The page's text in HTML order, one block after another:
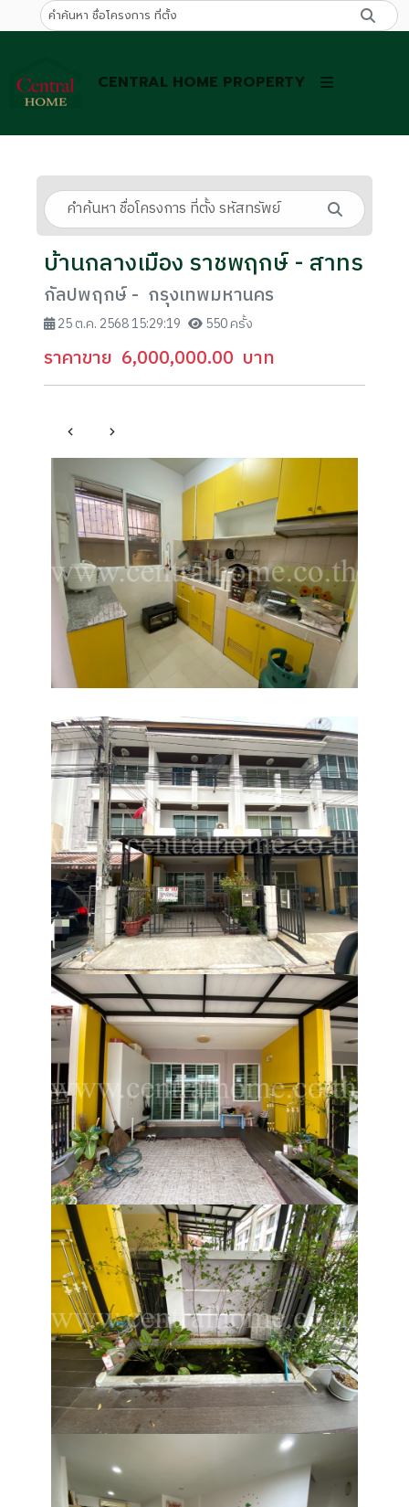
CENTRAL HOME PROPERTY
บ้านกลางเมือง ราชพฤกษ์ - สาทร
กัลปพฤกษ์ - กรุงเทพมหานคร
25 ต.ค. 2568 15:29:19 550 ครั้ง
ราคาขาย 6,000,000.00 บาท